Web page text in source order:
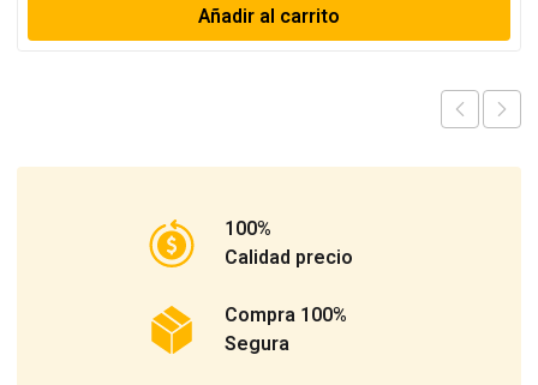
Añadir al carrito
100%
Calidad precio
Compra 100%
Segura